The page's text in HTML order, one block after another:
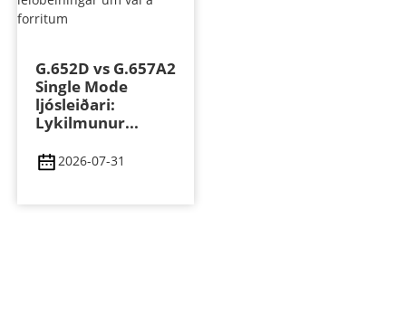
G.652D vs G.657A2
Single Mode
ljósleiðari:
Lykilmunur...
2026-07-31